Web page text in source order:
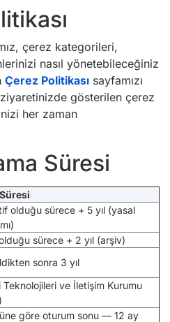
çerez kategorileri,
nasıl yönetebileceğiniz
Çerez Politikası sayfamızı
gösterilen çerez
her zaman
Süresi
olduğu sürece + 5 yıl (yasal
sürece + 2 yıl (arşiv)
sonra 3 yıl
Teknolojileri ve İletişim Kurumu
göre oturum sonu — 12 ay